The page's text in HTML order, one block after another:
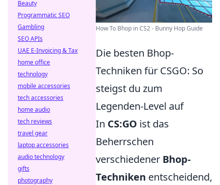
How To Bhop in CS2 - Bunny Hop Guide
Die besten Bhop-
Techniken für CSGO: So
steigst du zum
Legenden-Level auf
In CS:GO ist das
Beherrschen
verschiedener Bhop-
Techniken entscheidend,
Beauty
Programmatic SEO
Gambling
SEO APIs
UAE E-Invoicing & Tax
home office
technology
mobile accessories
tech accessories
home audio
tech reviews
travel gear
laptop accessories
audio technology
gifts
photography